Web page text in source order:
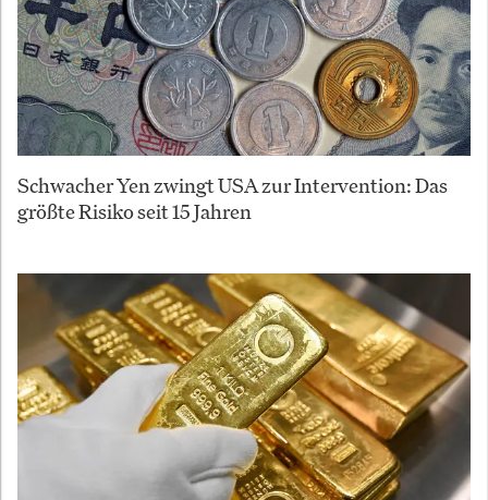
Schwacher Yen zwingt USA zur Intervention: Das
größte Risiko seit 15 Jahren